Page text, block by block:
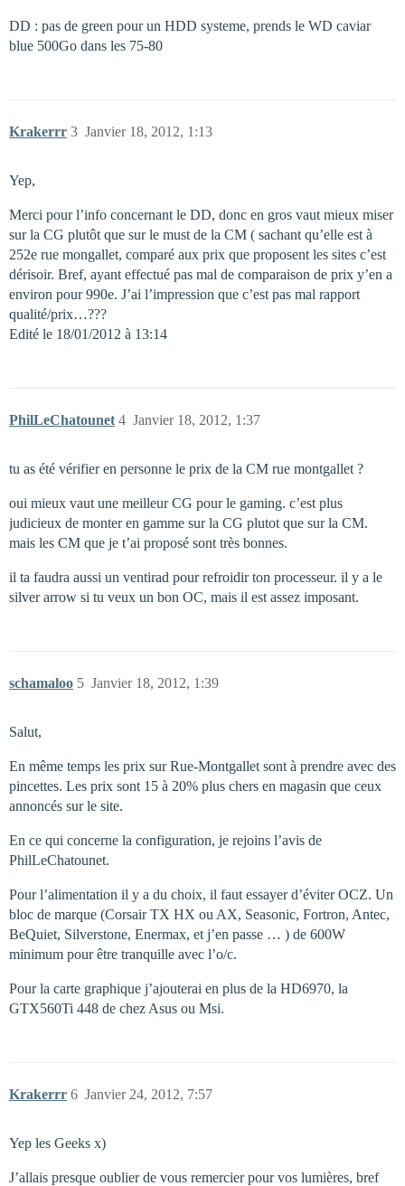
DD : pas de green pour un HDD systeme, prends le WD caviar
blue 500Go dans les 75-80
Krakerrr Janvier 18, 2012, 1:13
3
Yep,
Merci pour l’info concernant le DD, donc en gros vaut mieux miser
sur la CG plutôt que sur le must de la CM ( sachant qu’elle est à
252e rue mongallet, comparé aux prix que proposent les sites c’est
dérisoir. Bref, ayant effectué pas mal de comparaison de prix y’en a
environ pour 990e. J’ai l’impression que c’est pas mal rapport
qualité/prix…???
Edité le 18/01/2012 à 13:14
PhilLeChatounet Janvier 18, 2012, 1:37
4
tu as été vérifier en personne le prix de la CM rue montgallet ?
oui mieux vaut une meilleur CG pour le gaming. c’est plus
judicieux de monter en gamme sur la CG plutot que sur la CM.
mais les CM que je t’ai proposé sont très bonnes.
il ta faudra aussi un ventirad pour refroidir ton processeur. il y a le
silver arrow si tu veux un bon OC, mais il est assez imposant.
schamaloo Janvier 18, 2012, 1:39
5
Salut,
En même temps les prix sur Rue-Montgallet sont à prendre avec des
pincettes. Les prix sont 15 à 20% plus chers en magasin que ceux
annoncés sur le site.
En ce qui concerne la configuration, je rejoins l’avis de
PhilLeChatounet.
Pour l’alimentation il y a du choix, il faut essayer d’éviter OCZ. Un
bloc de marque (Corsair TX HX ou AX, Seasonic, Fortron, Antec,
BeQuiet, Silverstone, Enermax, et j’en passe … ) de 600W
minimum pour être tranquille avec l’o/c.
Pour la carte graphique j’ajouterai en plus de la HD6970, la
GTX560Ti 448 de chez Asus ou Msi.
Krakerrr Janvier 24, 2012, 7:57
6
Yep les Geeks x)
J’allais presque oublier de vous remercier pour vos lumières, bref